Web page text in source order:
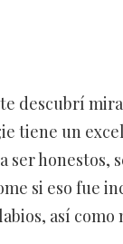
descubrí
tiene un
ser
si eso fue
así